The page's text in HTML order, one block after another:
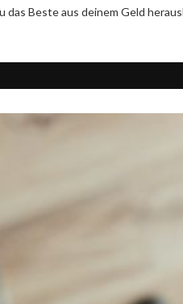
das Beste aus deinem Geld